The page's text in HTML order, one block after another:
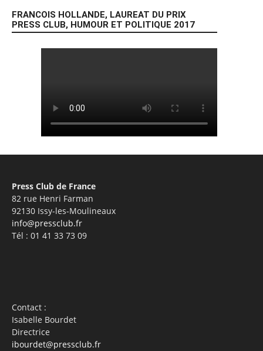
FRANCOIS HOLLANDE, LAUREAT DU PRIX
PRESS CLUB, HUMOUR ET POLITIQUE 2017
Press Club de France
82 rue Henri Farman
92130 Issy-les-Moulineaux
info@pressclub.fr
Tél : 01 41 33 73 09
Contact :
Isabelle Bourdet
Directrice
ibourdet@pressclub.fr